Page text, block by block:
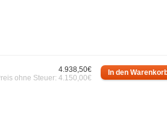
4.938,50€
ohne Steuer: 4.150,00€